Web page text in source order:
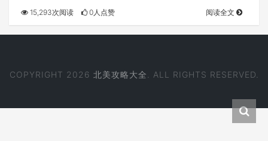
15,293次阅读 0人点赞 阅读全文
COPYRIGHT 2026 北美攻略大全 . ALL RIGHTS RESERVED.